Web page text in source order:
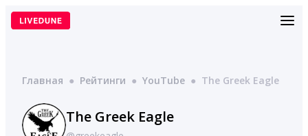
Перейти
Главная ● Рейтинги ● YouTube ● The Greek Eagle
The Greek Eagle